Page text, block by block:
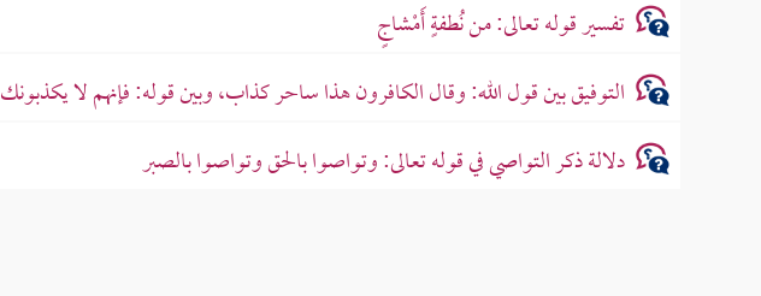
تفسير قوله تعالى: من نُطفةٍ أَمْشاجٍ
التوفيق بين قول الله: وقال الكافرون هذا ساحر كذاب، وبين قوله: فإنهم لا يكذبونك
دلالة ذكر التواصي في قوله تعالى: وتواصوا بالحق وتواصوا بالصبر